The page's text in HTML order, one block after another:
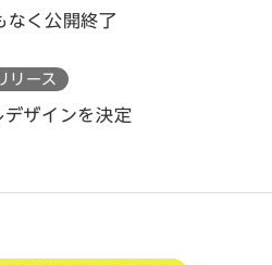
く公開終了
リース
ザインを決定